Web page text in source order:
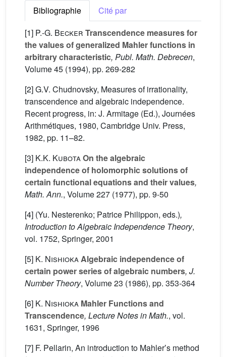
Bibliographie
Cité par
[1] P.-G. Becker Transcendence measures for
the values of generalized Mahler functions in
arbitrary characteristic, Publ. Math. Debrecen,
Volume 45 (1994), pp. 269-282
[2] G.V. Chudnovsky, Measures of irrationality,
transcendence and algebraic independence.
Recent progress, in: J. Armitage (Ed.), Journées
Arithmétiques, 1980, Cambridge Univ. Press,
1982, pp. 11–82.
[3] K.K. KubotaOn the algebraic
independence of holomorphic solutions of
certain functional equations and their values,
Math. Ann., Volume 227 (1977), pp. 9-50
[4] (Yu. Nesterenko; Patrice Philippon, eds.),
Introduction to Algebraic Independence Theory,
vol. 1752, Springer, 2001
[5] K. NishiokaAlgebraic independence of
certain power series of algebraic numbers, J.
Number Theory, Volume 23 (1986), pp. 353-364
[6] K. Nishioka Mahler Functions and
Transcendence, Lecture Notes in Math., vol.
1631, Springer, 1996
[7] F. Pellarin, An introduction to Mahlerʼs method